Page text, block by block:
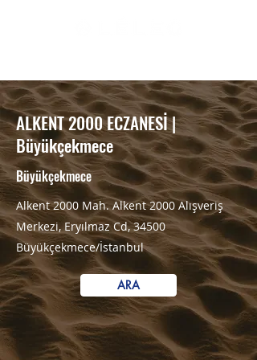
ALKENT 2000 ECZANESİ |
Büyükçekmece
Büyükçekmece
Alkent 2000 Mah. Alkent 2000 Alışveriş
Merkezi, Eryılmaz Cd, 34500
Büyükçekmece/İstanbul
ARA